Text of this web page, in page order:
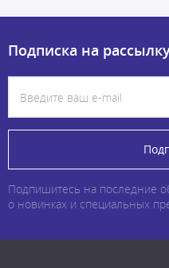
Подписка на
Подпишитесь на последние
о новинках и специальных